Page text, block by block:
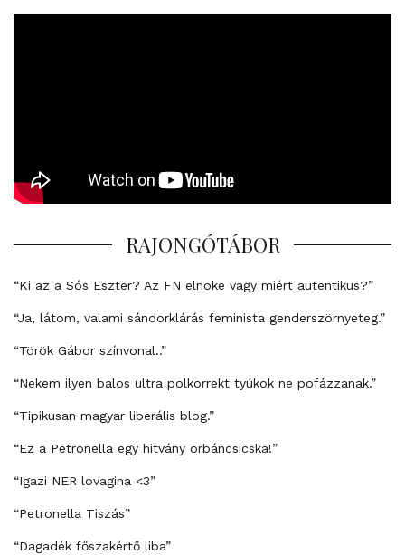
RAJONGÓTÁBOR
“Ki az a Sós Eszter? Az FN elnöke vagy miért autentikus?”
“Ja, látom, valami sándorklárás feminista genderszörnyeteg.”
“Török Gábor színvonal..”
“Nekem ilyen balos ultra polkorrekt tyúkok ne pofázzanak.”
“Tipikusan magyar liberális blog.”
“Ez a Petronella egy hitvány orbáncsicska!”
“Igazi NER lovagina <3”
“Petronella Tiszás”
“Dagadék főszakértő liba”